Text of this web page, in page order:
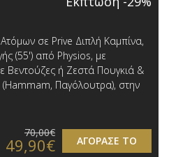
σε Prive Διπλή Καμπίνα,
(55') από Physios, με
ή Ζεστά Πουγκιά &
Παγόλουτρα), στην
ΑΓΟΡΑΣΕ ΤΟ
70,00€
49,90€